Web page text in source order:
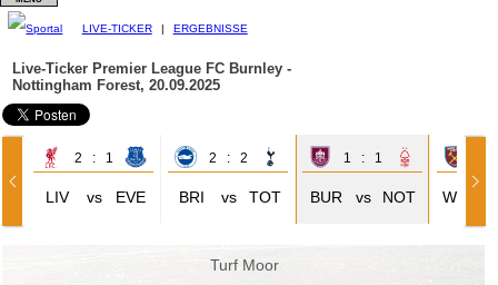
LIVE-TICKER | ERGEBNISSE
Live-Ticker Premier League FC Burnley -
Nottingham Forest, 20.09.2025
2 : 1
LIV vs EVE
2 : 2
BRI vs TOT
1 : 1
BUR vs NOT WHU
Turf Moor